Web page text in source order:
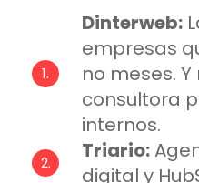
Dinterweb:
empresas
no meses.
consultora
internos.
Triario:
digital y